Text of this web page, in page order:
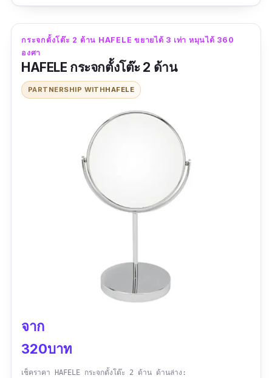
กระจกตั้งโต๊ะ 2 ด้าน HAFELE ขยายได้ 3 เท่า หมุนได้ 360
องศา
HAFELE กระจกตั้งโต๊ะ 2 ด้าน
PARTNERSHIP WITHHAFELE
จาก
320บาท
เช็คราคา HAFELE กระจกตั้งโต๊ะ 2 ด้าน ด้านล่าง: